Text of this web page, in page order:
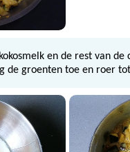
en de rest van
de groenten toe en roer